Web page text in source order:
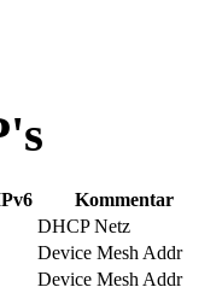
Kommentar
DHCP Netz
Device Mesh Addr
Device Mesh Addr